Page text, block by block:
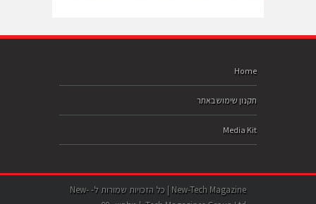
Home
תקנון שימוש באתר
Media Kit
New-Tech Magazine | כל הזכויות שמורות ל- New-